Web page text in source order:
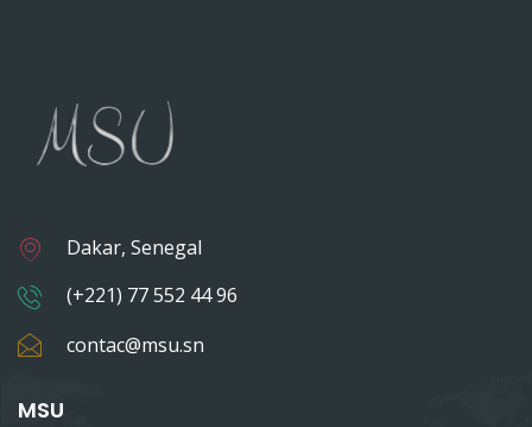
Dakar, Senegal
(+221) 77 552 44 96
contac@msu.sn
MSU